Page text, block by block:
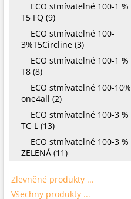
ECO stmívatelné 100-1 %
T5 FQ (9)
ECO stmívatelné 100-
3%T5Circline (3)
ECO stmívatelné 100-1 %
T8 (8)
ECO stmívatelné 100-10%
one4all (2)
ECO stmívatelné 100-3 %
TC-L (13)
ECO stmívatelné 100-3 %
ZELENÁ (11)
Zlevněné produkty ...
Všechny produkty ...